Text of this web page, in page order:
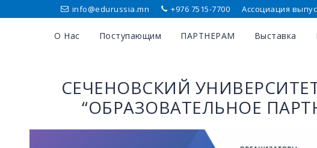
info@edurussia.mn +976 7515-7700 Ассоциация
О Нас Поступающим ПАРТНЕРАМ Выставка
СЕЧЕНОВСКИЙ
“ОБРАЗОВАТЕЛЬНОЕ